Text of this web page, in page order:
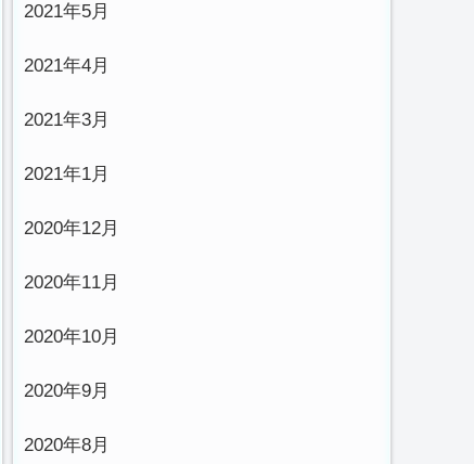
2021年5月
2021年4月
2021年3月
2021年1月
2020年12月
2020年11月
2020年10月
2020年9月
2020年8月